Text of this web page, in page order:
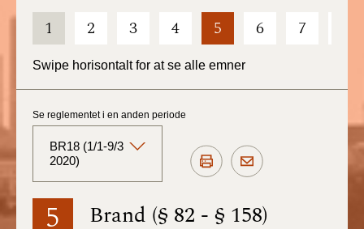
1 2 3 4 5 6 7
Swipe horisontalt for at se alle emner
5 Brand (§ 82 - § 158)
Se reglementet i en anden periode
BR18 (1/1-9/3
2020)
BR18 (Aktuelt)